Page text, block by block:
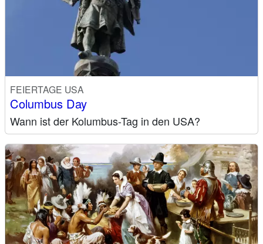
FEIERTAGE USA
Columbus Day
Wann ist der Kolumbus-Tag in den USA?